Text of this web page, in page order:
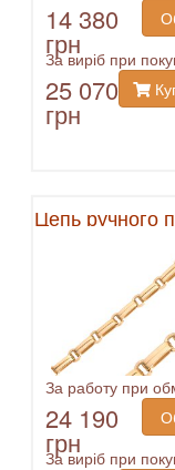
14 380
грн
За виріб при
25 070
грн
За работу при
24 190
грн
За виріб при